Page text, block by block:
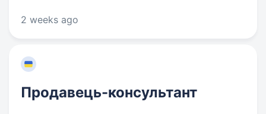
2 weeks ago
Продавець-консультант